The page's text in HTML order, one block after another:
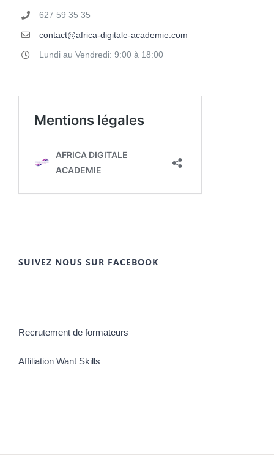
627 59 35 35
contact@africa-digitale-academie.com
Lundi au Vendredi: 9:00 à 18:00
SUIVEZ NOUS SUR FACEBOOK
Recrutement de formateurs
Affiliation Want Skills